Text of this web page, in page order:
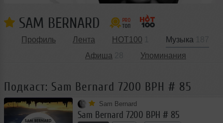
SAM BERNARD
Профиль Лента HOT100 Музыка
Афиша
Упоминания
Подкаст: Sam Bernard 7200 BPH # 85
Sam Bernard
Sam Bernard 7200 BPH # 85